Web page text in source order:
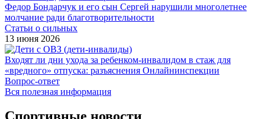
Федор Бондарчук и его сын Сергей нарушили многолетнее
молчание ради благотворительности
Статьи о сильных
13 июня 2026
Входят ли дни ухода за ребенком-инвалидом в стаж для
«вредного» отпуска: разъяснения Онлайнинспекции
Вопрос-ответ
Вся полезная информация